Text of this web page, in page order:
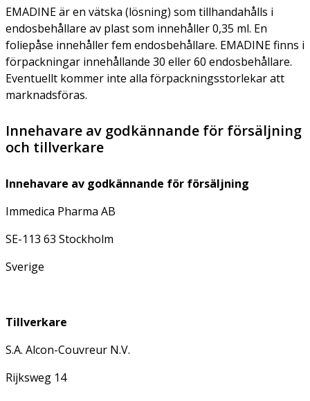
EMADINE är en vätska (lösning) som tillhandahålls i
endosbehållare av plast som innehåller 0,35 ml. En
foliepåse innehåller fem endosbehållare. EMADINE finns i
förpackningar innehållande 30 eller 60 endosbehållare.
Eventuellt kommer inte alla förpackningsstorlekar att
marknadsföras.
Innehavare av godkännande för försäljning
och tillverkare
Innehavare av godkännande för försäljning
Immedica Pharma AB
SE-113 63 Stockholm
Sverige
Tillverkare
S.A. Alcon-Couvreur N.V.
Rijksweg 14